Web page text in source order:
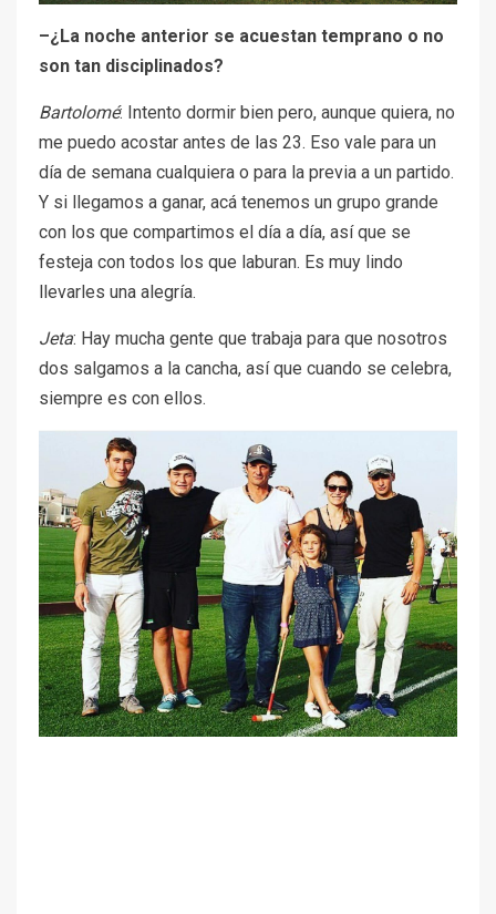
–¿La noche anterior se acuestan temprano o no
son tan disciplinados?
Bartolomé: Intento dormir bien pero, aunque quiera, no
me puedo acostar antes de las 23. Eso vale para un
día de semana cualquiera o para la previa a un partido.
Y si llegamos a ganar, acá tenemos un grupo grande
con los que compartimos el día a día, así que se
festeja con todos los que laburan. Es muy lindo
llevarles una alegría.
Jeta: Hay mucha gente que trabaja para que nosotros
dos salgamos a la cancha, así que cuando se celebra,
siempre es con ellos.